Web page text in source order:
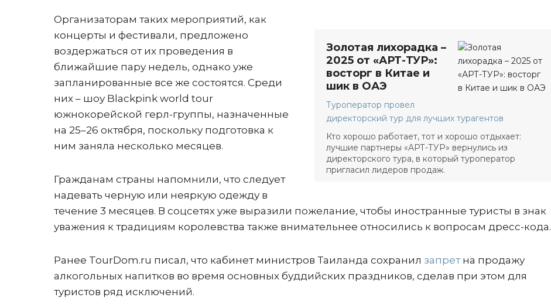
Золотая лихорадка –
2025 от «АРТ-ТУР»:
восторг в Китае и
шик в ОАЭ
Туроператор провел
директорский тур для лучших турагентов
Кто хорошо работает, тот и хорошо отдыхает:
лучшие партнеры «АРТ-ТУР» вернулись из
директорского тура, в который туроператор
пригласил лидеров продаж.
Организаторам таких мероприятий, как
концерты и фестивали, предложено
воздержаться от их проведения в
ближайшие пару недель, однако уже
запланированные все же состоятся. Среди
них – шоу Blackpink world tour
южнокорейской герл-группы, назначенные
на 25–26 октября, поскольку подготовка к
ним заняла несколько месяцев.
Гражданам страны напомнили, что следует
надевать черную или неяркую одежду в
течение 3 месяцев. В соцсетях уже выразили пожелание, чтобы иностранные туристы в знак
уважения к традициям королевства также внимательнее относились к вопросам дресс-кода.
Ранее TourDom.ru писал, что кабинет министров Таиланда сохранил запретна продажу
алкогольных напитков во время основных буддийских праздников, сделав при этом для
туристов ряд исключений.